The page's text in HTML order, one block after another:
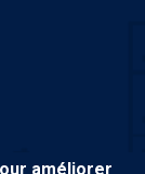
améliorer